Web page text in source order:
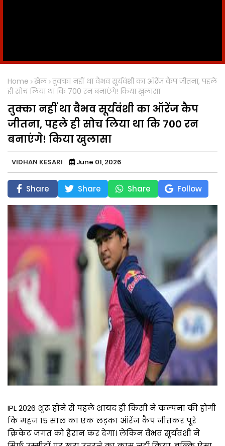
Home खेल तुक्का नहीं था वैभव सूर्यवंशी का ऑरेंज कैप जीतना, पहले
ही सोच लिया था कि 700 रन बनाएंगे! किया खुलासा
तुक्का नहीं था वैभव सूर्यवंशी का ऑरेंज कैप
जीतना, पहले ही सोच लिया था कि 700 रन
बनाएंगे! किया खुलासा
VIDHAN KESARI June 01, 2026
Share Share Share Follow
IPL 2026 शुरू होने से पहले शायद ही किसी ने कल्पना की होगी
कि महज 15 साल का एक लड़का ऑरेंज कैप जीतकर पूरे
क्रिकेट जगत को हैरान कर देगा। लेकिन वैभव सूर्यवंशी ने